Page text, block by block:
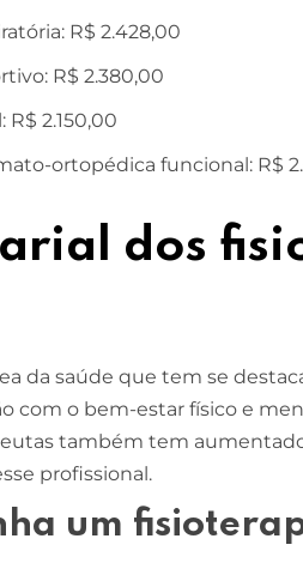
R$ 2.428,00
R$ 2.380,00
R$ 2.150,00
ortopédica funcional: R$
dos
da saúde que tem se
com o bem-estar físico e
também tem
profissional.
um